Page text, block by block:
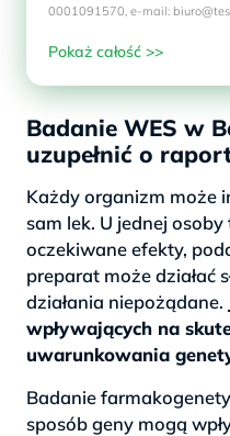
0001091570, e-mail:
Pokaż całość >>
Badanie WES w
uzupełnić o
Każdy organizm może
sam lek. U jednej
oczekiwane efekty,
preparat może działać
działania niepożądane.
wpływających na
uwarunkowania
Badanie
sposób geny mogą